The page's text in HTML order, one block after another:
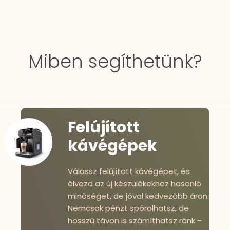
Miben segíthetünk?
Felújított
kávégépek
Válassz felújított kávégépet, és
élvezd az új készülékekhez hasonló
minőséget, de jóval kedvezőbb áron.
Nemcsak pénzt spórolhatsz, de
hosszú távon is számíthatsz ránk –